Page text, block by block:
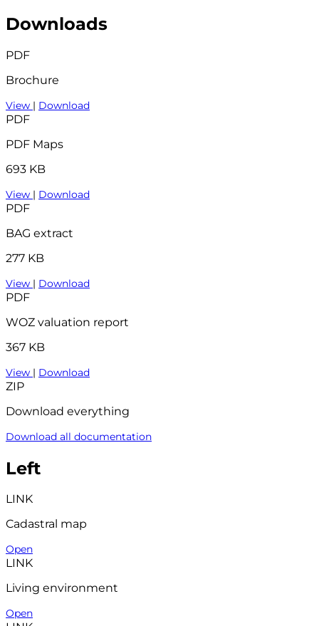
Downloads
PDF
Brochure
View | Download
PDF
PDF Maps
693 KB
View | Download
PDF
BAG extract
277 KB
View | Download
PDF
WOZ valuation report
367 KB
View | Download
ZIP
Download everything
Download all documentation
Left
LINK
Cadastral map
Open
LINK
Living environment
Open